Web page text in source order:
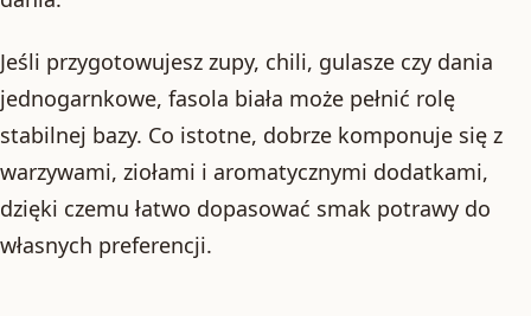
Jeśli przygotowujesz zupy, chili, gulasze czy dania
jednogarnkowe, fasola biała może pełnić rolę
stabilnej bazy. Co istotne, dobrze komponuje się z
warzywami, ziołami i aromatycznymi dodatkami,
dzięki czemu łatwo dopasować smak potrawy do
własnych preferencji.